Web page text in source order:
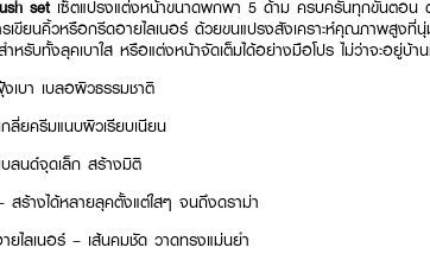
set เซ็ตแปรงแต่งหน้าขนาดพกพา 5 ด้าม ครบครันทุกขั้นตอน
รเขียนคิ้วหรือกรีดอายไลเนอร์ ด้วยขนแปรงสังเคราะห์คุณภาพสูงที่
สำหรับทั้งลุคเบาใส หรือแต่งหน้าจัดเต็มได้อย่างมือโปร ไม่ว่าจะอยู่บ้า
เบา เบลอผิวธรรมชาติ
ลี่ยครีมแนบผิวเรียบเนียน
ลนด์จุดเล็ก สร้างมิติ
สร้างได้หลายลุคตั้งแต่ใสๆ จนถึงดราม่า
ยไลเนอร์ – เส้นคมชัด วาดทรงแม่นยำ